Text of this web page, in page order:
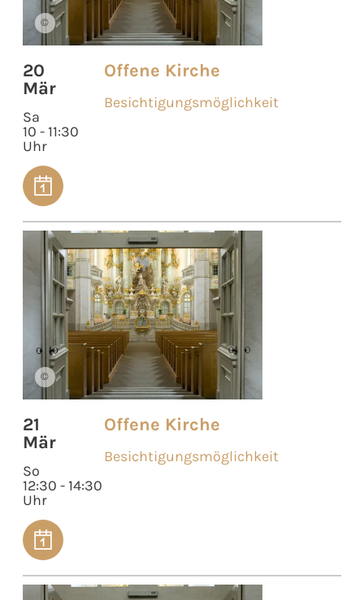
©
20
Mär
Sa
10 - 11:30
Uhr
Offene Kirche
Besichtigungsmöglichkeit
©
21
Mär
So
12:30 - 14:30
Uhr
Offene Kirche
Besichtigungsmöglichkeit